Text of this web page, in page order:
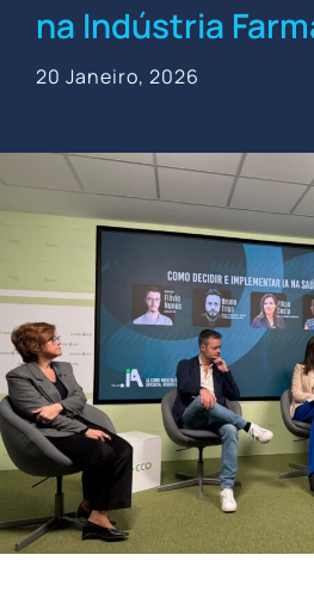
na Indústria
20 Janeiro, 2026